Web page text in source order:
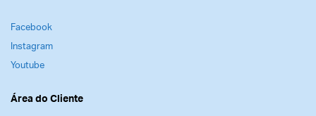
Facebook
Instagram
Youtube
Área do Cliente